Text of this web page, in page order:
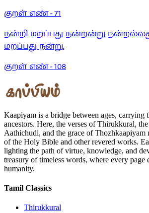
குறள் எண் -71
நன்றி மறப்பது நன்றன்று
மறப்பது நன்று.
குறள் எண் -108
Kaapiyam is a bridge between ages, carrying
ancestors. Here, the verses of Thirukkural,
Aathichudi, and the grace of Thozhkaapiyam
of the Holy Bible and other revered works.
lighting the path of virtue, knowledge, and
treasury of timeless words, where every page
humanity.
Tamil Classics
Thirukkural